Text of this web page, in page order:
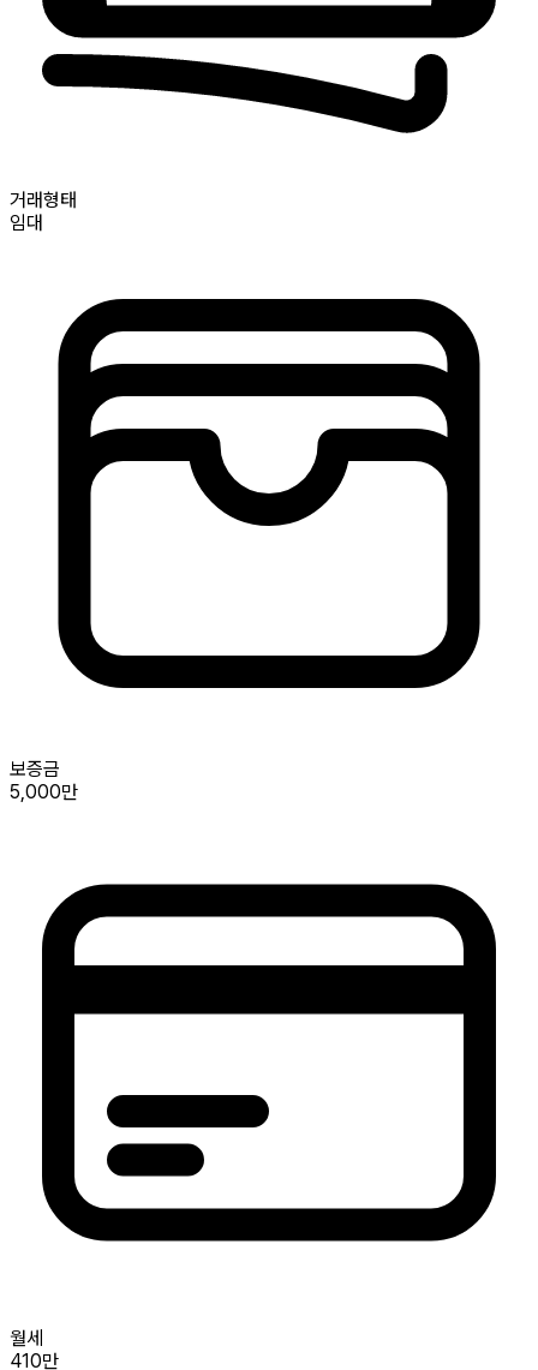
거래형태
임대
보증금
5,000만
월세
410만